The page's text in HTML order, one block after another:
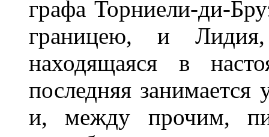
графа Торниели-ди-
границею, и
находящаяся в
последняя занимается
и, между прочим,